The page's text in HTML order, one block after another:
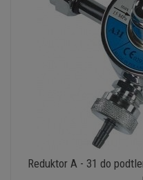
Reduktor A - 31 do